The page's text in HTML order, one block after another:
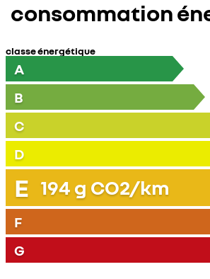
consommation
classe énergétique
A
B
C
D
E 194 g CO2/km
F
G